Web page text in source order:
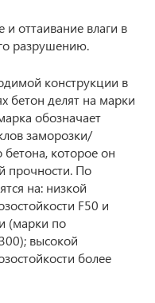
оттаивание влаги в
разрушению.
конструкции в
бетон делят на марки
обозначает
заморозки/
которое он
прочности. По
на: низкой
F50 и
(марки по
высокой
более